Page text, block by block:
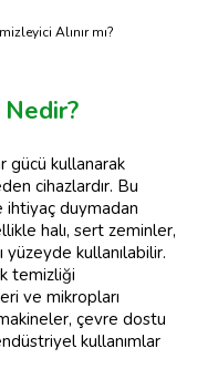
Alınır mı?
Nedir?
gücü kullanarak
cihazlardır. Bu
ihtiyaç duymadan
halı, sert zeminler,
yüzeyde kullanılabilir.
temizliği
ve mikropları
çevre dostu
kullanımlar